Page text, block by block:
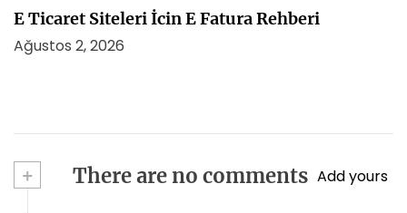
E Ticaret Siteleri İcin E Fatura Rehberi
Ağustos 2, 2026
+ There are no comments Add yours